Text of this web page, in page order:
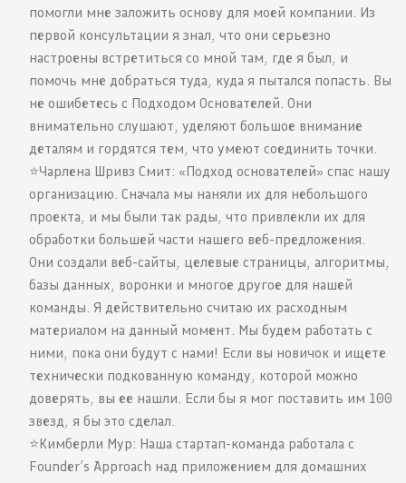
помогли мне заложить основу для моей компании. Из
первой консультации я знал, что они серьезно
настроены встретиться со мной там, где я был, и
помочь мне добраться туда, куда я пытался попасть. Вы
не ошибетесь с Подходом Основателей. Они
внимательно слушают, уделяют большое внимание
деталям и гордятся тем, что умеют соединить точки.
⭐️Чарлена Шривз Смит: «Подход основателей» спас нашу
организацию. Сначала мы наняли их для небольшого
проекта, и мы были так рады, что привлекли их для
обработки большей части нашего веб-предложения.
Они создали веб-сайты, целевые страницы, алгоритмы,
базы данных, воронки и многое другое для нашей
команды. Я действительно считаю их расходным
материалом на данный момент. Мы будем работать с
ними, пока они будут с нами! Если вы новичок и ищете
технически подкованную команду, которой можно
доверять, вы ее нашли. Если бы я мог поставить им 100
звезд, я бы это сделал.
⭐️Кимберли Мур: Наша стартап-команда работала с
Founder’s Approach над приложением для домашних